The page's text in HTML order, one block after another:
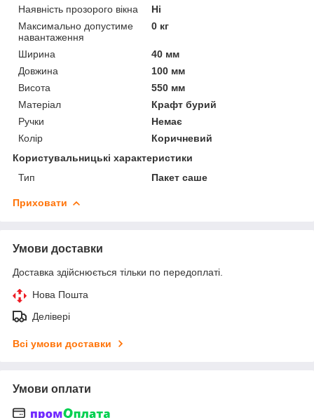
Наявність прозорого вікна
Ні
Максимально допустиме
навантаження
0 кг
Ширина
40 мм
Довжина
100 мм
Висота
550 мм
Матеріал
Крафт бурий
Ручки
Немає
Колір
Коричневий
Користувальницькі характеристики
Тип
Пакет саше
Приховати
Умови доставки
Доставка здійснюється тільки по передоплаті.
Нова Пошта
Делівері
Всі умови доставки
Умови оплати